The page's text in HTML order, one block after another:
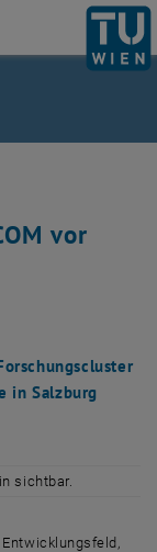
vor
in Salzburg
sichtbar.